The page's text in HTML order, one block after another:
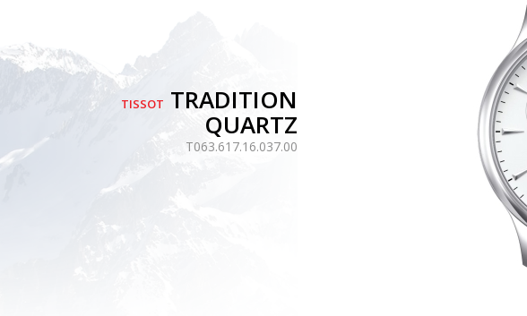
TISSOT TRADITION
QUARTZ
T063.617.16.037.00